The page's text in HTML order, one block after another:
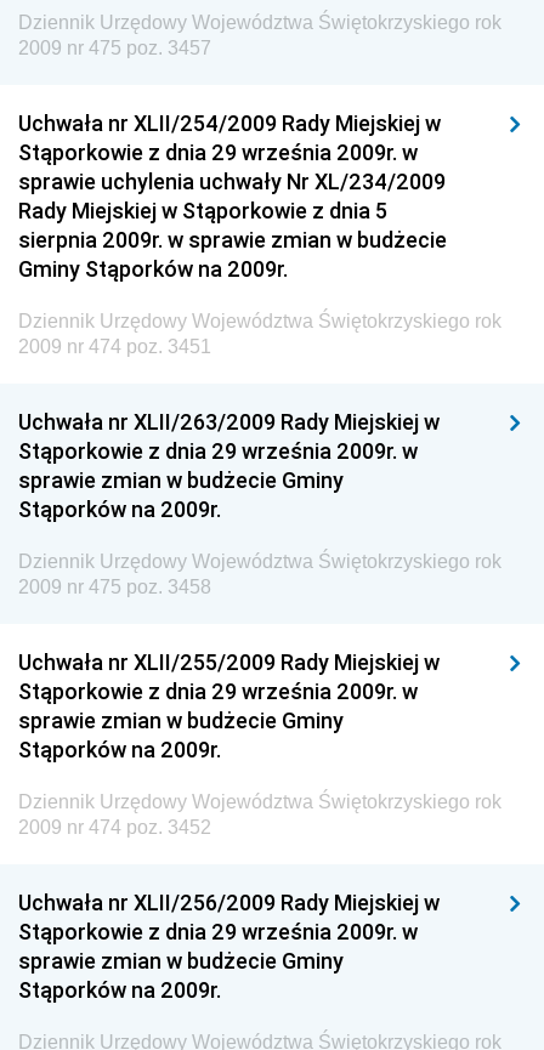
Dziennik Urzędowy Ministra Środowiska i Głównego
Inspektora Ochrony Środowiska
Dziennik Urzędowy Ministerstwa Kultury, Dziedzictwa
Narodowego i Sportu
Dziennik Urzędowy Ministra Finansów, Funduszy i
Polityki Regionalnej
Dziennik Urzędowy Ministra Rozwoju, Pracy i
Technologii
Dziennik Urzędowy Ministra Kultury, Dziedzictwa
Dziennik Urzędowy Ministra Rodziny i Polityki
Społecznej
Dziennik Urzędowy Komendy Głównej Straży
Granicznej
Dziennik Urzędowy Głównego Inspektoratu Transportu
Drogowego
Dziennik Urzędowy Komendy Głównej Policji
Dziennik Urzędowy Ministra Pracy i Polityki
Społecznej
Dziennik Urzędowy Ministra Transportu, Budownictwa
i Gospodarki Morskiej
Dziennik Urzędowy Ministra Spraw Zagranicznych
Dziennik Urzędowy Centralnego Biura
Antykorupcyjnego
Wewnętrznego
Dziennik Urzędowy Województwa Świętokrzyskiego rok
2009 nr 475 poz. 3457
Uchwała nr XLII/254/2009 Rady Miejskiej w
Stąporkowie z dnia 29 września 2009r. w
sprawie uchylenia uchwały Nr XL/234/2009
Rady Miejskiej w Stąporkowie z dnia 5
sierpnia 2009r. w sprawie zmian w budżecie
Gminy Stąporków na 2009r.
Dziennik Urzędowy Województwa Świętokrzyskiego rok
2009 nr 474 poz. 3451
Uchwała nr XLII/263/2009 Rady Miejskiej w
Stąporkowie z dnia 29 września 2009r. w
sprawie zmian w budżecie Gminy
Stąporków na 2009r.
Dziennik Urzędowy Województwa Świętokrzyskiego rok
2009 nr 475 poz. 3458
Uchwała nr XLII/255/2009 Rady Miejskiej w
Stąporkowie z dnia 29 września 2009r. w
sprawie zmian w budżecie Gminy
Stąporków na 2009r.
Dziennik Urzędowy Województwa Świętokrzyskiego rok
2009 nr 474 poz. 3452
Uchwała nr XLII/256/2009 Rady Miejskiej w
Stąporkowie z dnia 29 września 2009r. w
sprawie zmian w budżecie Gminy
Stąporków na 2009r.
Dziennik Urzędowy Województwa Świętokrzyskiego rok